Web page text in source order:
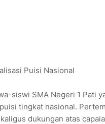
Puisi Nasional
siswi SMA Negeri 1 Pati
tingkat nasional.
dukungan atas